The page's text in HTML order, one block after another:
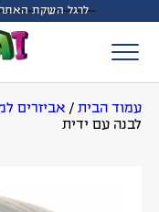
לרגל השקת
עמוד הבית/ אביזרים
לבנה עם ידית